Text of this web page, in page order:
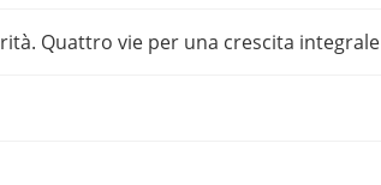
Quattro vie per una crescita integrale